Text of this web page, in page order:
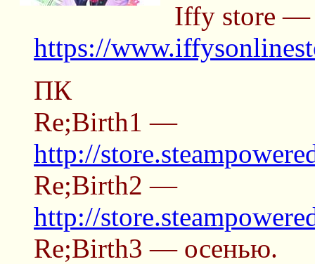
Iffy store —
https://
ПК
Re;Birth1 —
http://
Re;Birth2 —
http://
Re;Birth3 — осенью.